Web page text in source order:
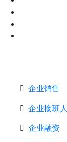
企业销售
企业接班人
企业融资